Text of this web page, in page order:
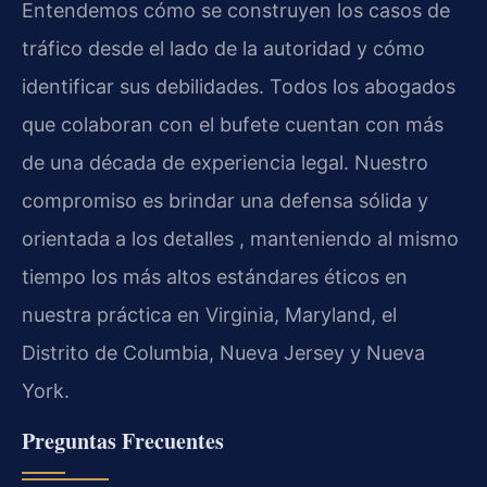
Entendemos cómo se construyen los casos de
tráfico desde el lado de la autoridad y cómo
identificar sus debilidades. Todos los abogados
que colaboran con el bufete cuentan con más
de una década de experiencia legal. Nuestro
compromiso es brindar una defensa sólida y
orientada a los detalles , manteniendo al mismo
tiempo los más altos estándares éticos en
nuestra práctica en Virginia, Maryland, el
Distrito de Columbia, Nueva Jersey y Nueva
York.
Preguntas Frecuentes